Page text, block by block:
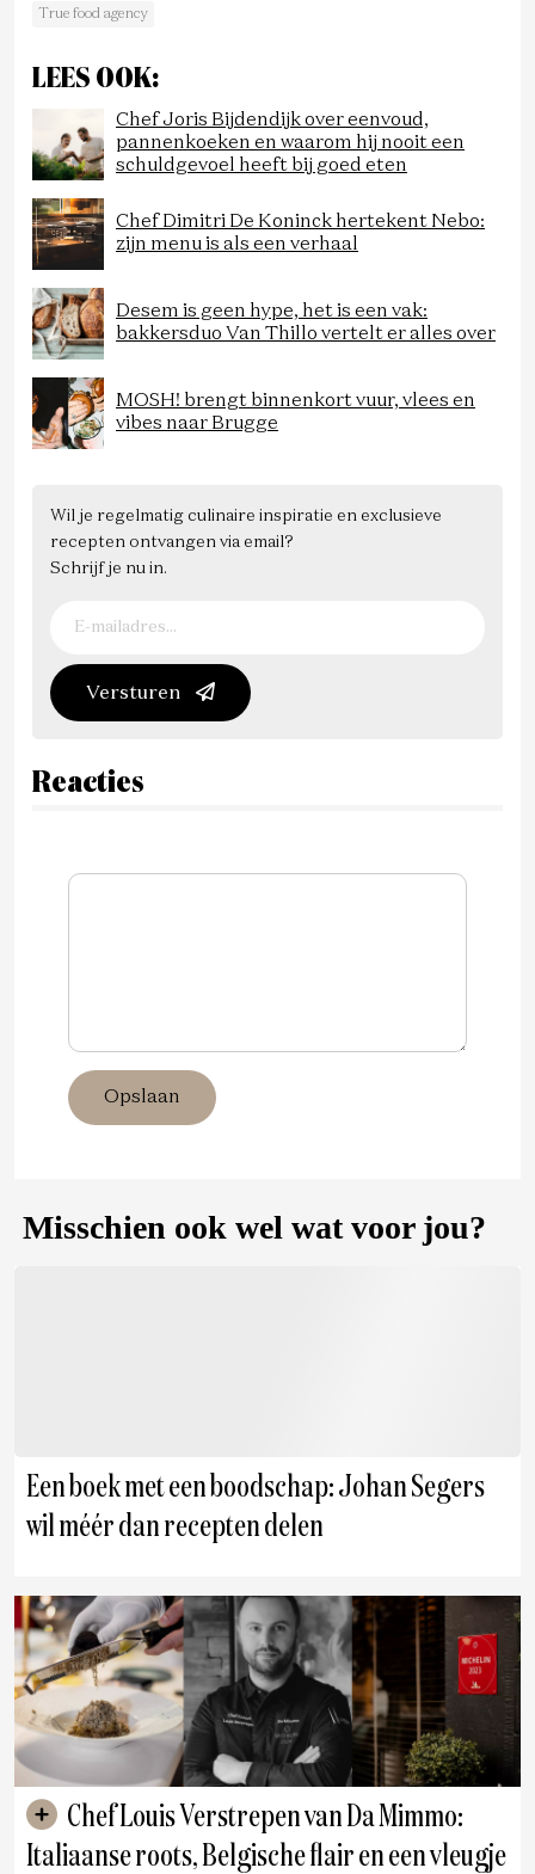
True food agency
LEES OOK:
Chef Joris Bijdendijk over eenvoud,
pannenkoeken en waarom hij nooit een
schuldgevoel heeft bij goed eten
Chef Dimitri De Koninck hertekent Nebo:
zijn menu is als een verhaal
Desem is geen hype, het is een vak:
bakkersduo Van Thillo vertelt er alles over
MOSH! brengt binnenkort vuur, vlees en
vibes naar Brugge
Wil je regelmatig culinaire inspiratie en exclusieve
recepten ontvangen via email?
Schrijf je nu in.
Versturen
Reacties
Opslaan
Misschien ook wel wat voor jou?
Een boek met een boodschap: Johan Segers
wil méér dan recepten delen
Italiaanse roots, Belgische flair en een vleugje